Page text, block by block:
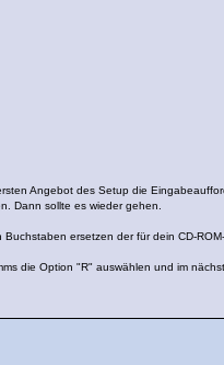
Angebot des Setup die
Dann sollte es wieder gehen.
ersetzen der für dein CD-
die Option "R" auswählen und im